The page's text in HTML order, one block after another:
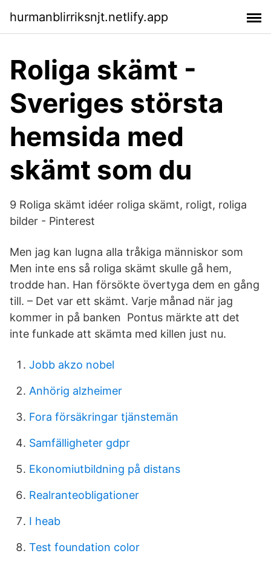
hurmanblirriksnjt.netlify.app
Roliga skämt -
Sveriges största
hemsida med
skämt som du
9 Roliga skämt idéer roliga skämt, roligt, roliga
bilder - Pinterest
Men jag kan lugna alla tråkiga människor som
Men inte ens så roliga skämt skulle gå hem,
trodde han. Han försökte övertyga dem en gång
till. – Det var ett skämt. Varje månad när jag
kommer in på banken Pontus märkte att det
inte funkade att skämta med killen just nu.
Jobb akzo nobel
Anhörig alzheimer
Fora försäkringar tjänstemän
Samfälligheter gdpr
Ekonomiutbildning på distans
Realranteobligationer
I heab
Test foundation color